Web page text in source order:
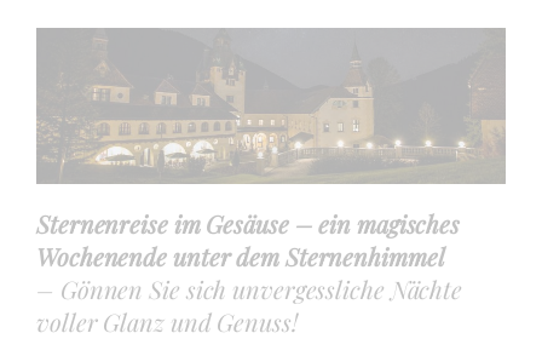
Sternenreise im Gesäuse – ein magisches
Wochenende unter dem Sternenhimmel
– Gönnen Sie sich unvergessliche Nächte
voller Glanz und Genuss!